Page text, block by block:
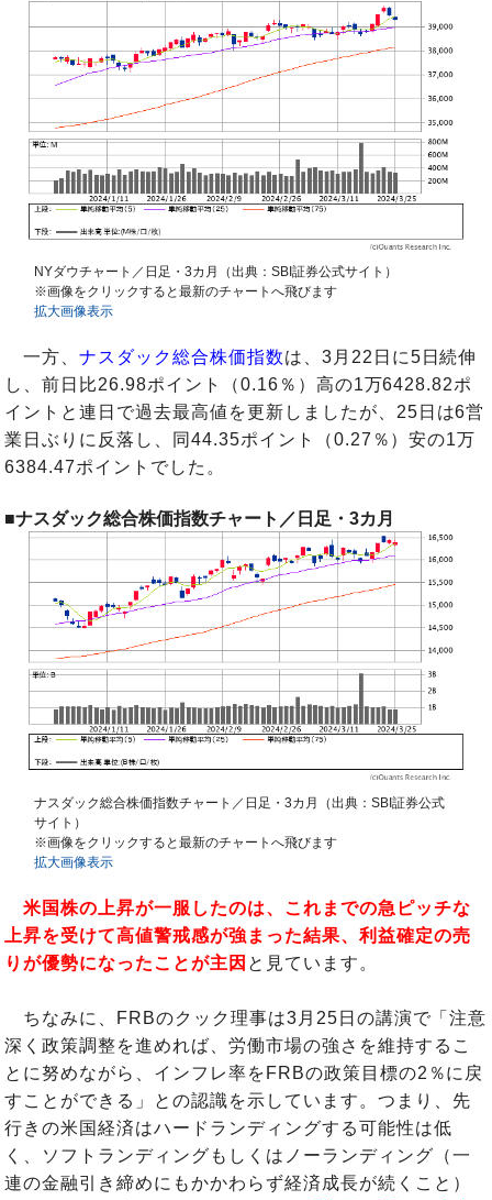
NYダウチャート／日足・3カ月（出典：SBI証券公式サイト）
※画像をクリックすると最新のチャートへ飛びます
拡大画像表示
一方、ナスダック総合株価指数は、3月22日に5日続伸
し、前日比26.98ポイント（0.16％）高の1万6428.82ポ
イントと連日で過去最高値を更新しましたが、25日は6営
業日ぶりに反落し、同44.35ポイント（0.27％）安の1万
6384.47ポイントでした。
■ナスダック総合株価指数チャート／日足・3カ月
ナスダック総合株価指数チャート／日足・3カ月（出典：SBI証券公式
サイト）
※画像をクリックすると最新のチャートへ飛びます
拡大画像表示
米国株の上昇が一服したのは、これまでの急ピッチな
上昇を受けて高値警戒感が強まった結果、利益確定の売
りが優勢になったことが主因 と見ています。
ちなみに、FRBのクック理事は3月25日の講演で「注意
深く政策調整を進めれば、労働市場の強さを維持するこ
とに努めながら、インフレ率をFRBの政策目標の2％に戻
すことができる」との認識を示しています。つまり、先
行きの米国経済はハードランディングする可能性は低
く、ソフトランディングもしくはノーランディング（一
連の金融引き締めにもかかわらず経済成長が続くこと）